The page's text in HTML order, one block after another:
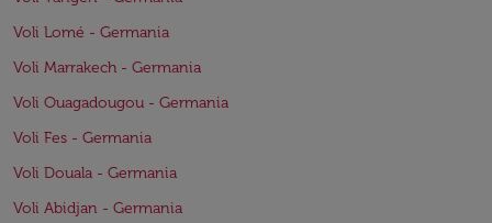
Voli Lomé - Germania
Voli Marrakech - Germania
Voli Ouagadougou - Germania
Voli Fes - Germania
Voli Douala - Germania
Voli Abidjan - Germania